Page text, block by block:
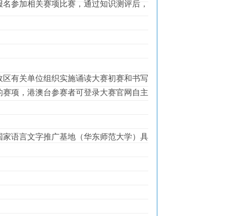
加相关赛项比赛，通过知识测评后，
有关单位组织实施诵读大赛初赛和书写
项，港澳台参赛者可登录大赛官网自主
语言文字推广基地（华东师范大学）具